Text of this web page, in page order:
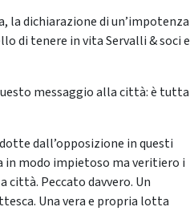
la dichiarazione di un’impotenza
di tenere in vita Servalli & soci e
messaggio alla città: è tutta
dall’opposizione in questi
modo impietoso ma veritiero i
città. Peccato davvero. Un
Una vera e propria lotta